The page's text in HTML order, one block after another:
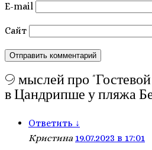
E-mail
Сайт
9 мыслей про “
в Цандрипше у пляжа
Ответить ↓
Кристина 19.07.2023 в 17:01